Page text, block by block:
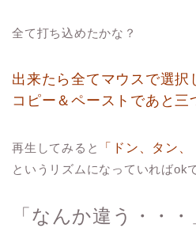
全て打ち込めたかな？
出来たら全てマウスで選択
コピー＆ペーストであと三
再生してみると
「ドン、タン、
というリズムになっていればok
「なんか違う・・・